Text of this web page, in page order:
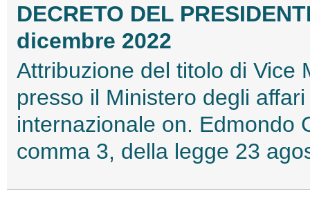
DECRETO DEL
dicembre 2022
Attribuzione del titolo di Vice
presso il Ministero degli
internazionale on. Edmondo
comma 3, della legge 23